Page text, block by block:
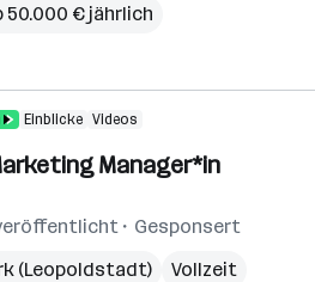
50.000 € jährlich
Einblicke Videos
Manager*in
Gesponsert
(Leopoldstadt)
Vollzeit